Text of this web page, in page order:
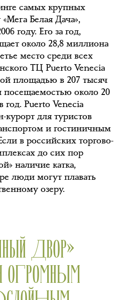
самых крупных
Белая Дача»,
году. Его за год,
около 28,8 миллиона
место среди всех
ТЦ Puerto Venecia
площадью в 207 тысяч
посещаемостью около 20
Puerto Venecia
курорт для туристов
и гостиничным
в российских торгово-
до сих пор
наличие катка,
люди могут плавать
озеру.
ДВОР»
ОГРОМНЫМ